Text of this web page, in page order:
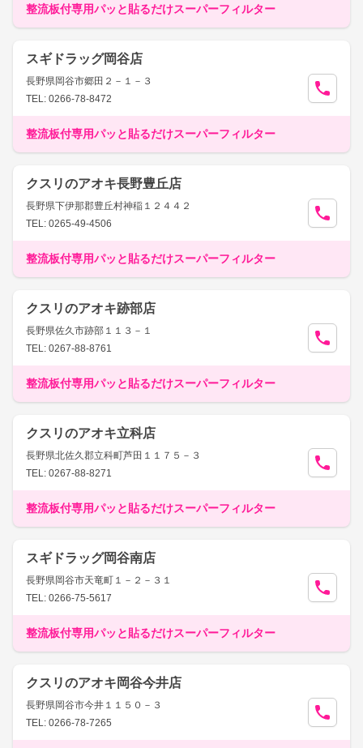
整流板付専用パッと貼るだけスーパーフィルター
スギドラッグ岡谷店
長野県岡谷市郷田２－１－３
TEL: 0266-78-8472
整流板付専用パッと貼るだけスーパーフィルター
クスリのアオキ長野豊丘店
長野県下伊那郡豊丘村神稲１２４４２
TEL: 0265-49-4506
整流板付専用パッと貼るだけスーパーフィルター
クスリのアオキ跡部店
長野県佐久市跡部１１３－１
TEL: 0267-88-8761
整流板付専用パッと貼るだけスーパーフィルター
クスリのアオキ立科店
長野県北佐久郡立科町芦田１１７５－３
TEL: 0267-88-8271
整流板付専用パッと貼るだけスーパーフィルター
スギドラッグ岡谷南店
長野県岡谷市天竜町１－２－３１
TEL: 0266-75-5617
整流板付専用パッと貼るだけスーパーフィルター
クスリのアオキ岡谷今井店
長野県岡谷市今井１１５０－３
TEL: 0266-78-7265